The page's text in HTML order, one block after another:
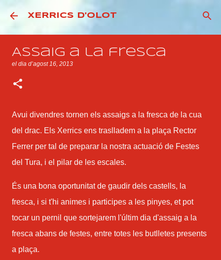
Salta al contingut principal
XERRICS D'OLOT
Assaig a la fresca
el dia d’agost 16, 2013
Avui divendres tornen els assaigs a la fresca de la cua
del drac. Els Xerrics ens traslladem a la plaça Rector
Ferrer per tal de preparar la nostra actuació de Festes
del Tura, i el pilar de les escales.
És una bona oportunitat de gaudir dels castells, la
fresca, i si t'hi animes i participes a les pinyes, et pot
tocar un pernil que sortejarem l'últim dia d'assaig a la
fresca abans de festes, entre totes les butlletes presents
a plaça.